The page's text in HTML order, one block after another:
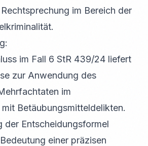
im Bereich der
im Fall 6 StR 439/24 liefert
zur Anwendung des
im
Betäubungsmitteldelikten.
der Entscheidungsformel
einer präzisen